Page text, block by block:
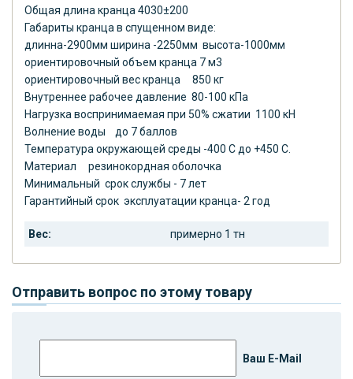
Общая длина кранца 4030±200
Габариты кранца в спущенном виде:
длинна-2900мм ширина -2250мм высота-1000мм
ориентировочный объем кранца 7 м3
ориентировочный вес кранца 850 кг
Внутреннее рабочее давление 80-100 кПа
Нагрузка воспринимаемая при 50% сжатии 1100 кН
Волнение воды до 7 баллов
Температура окружающей среды -400 С до +450 С.
Материал резинокордная оболочка
Минимальный срок службы - 7 лет
Гарантийный срок эксплуатации кранца- 2 год
Вес: примерно 1 тн
Отправить вопрос по этому товару
Ваш E-Mail